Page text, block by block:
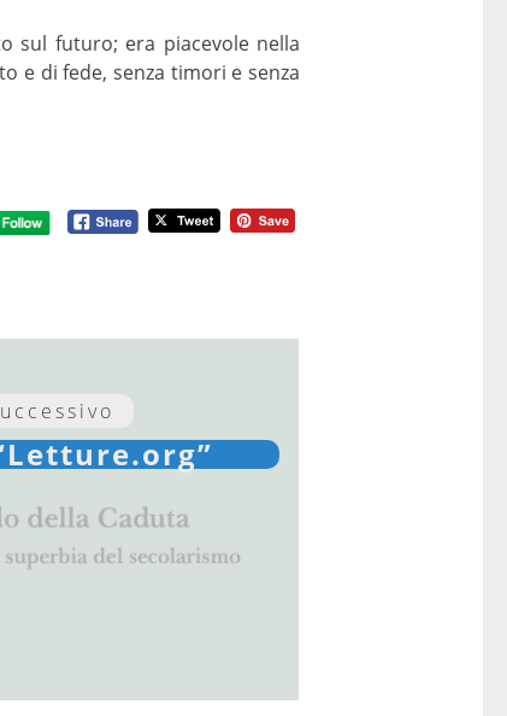
sul futuro; era piacevole nella
e di fede, senza timori e senza